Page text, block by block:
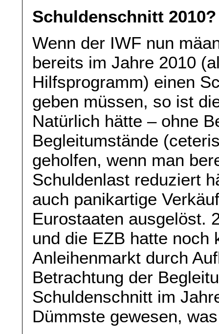
Schuldenschnitt
Wenn der IWF nun
bereits im Jahre 2010
Hilfsprogramm) einen
geben müssen, so ist
Natürlich hätte – ohne
Begleitumstände
geholfen, wenn man
Schuldenlast reduziert
auch panikartige
Eurostaaten ausgelöst.
und die EZB hatte noch
Anleihenmarkt durch
Betrachtung der
Schuldenschnitt im
Dümmste gewesen,